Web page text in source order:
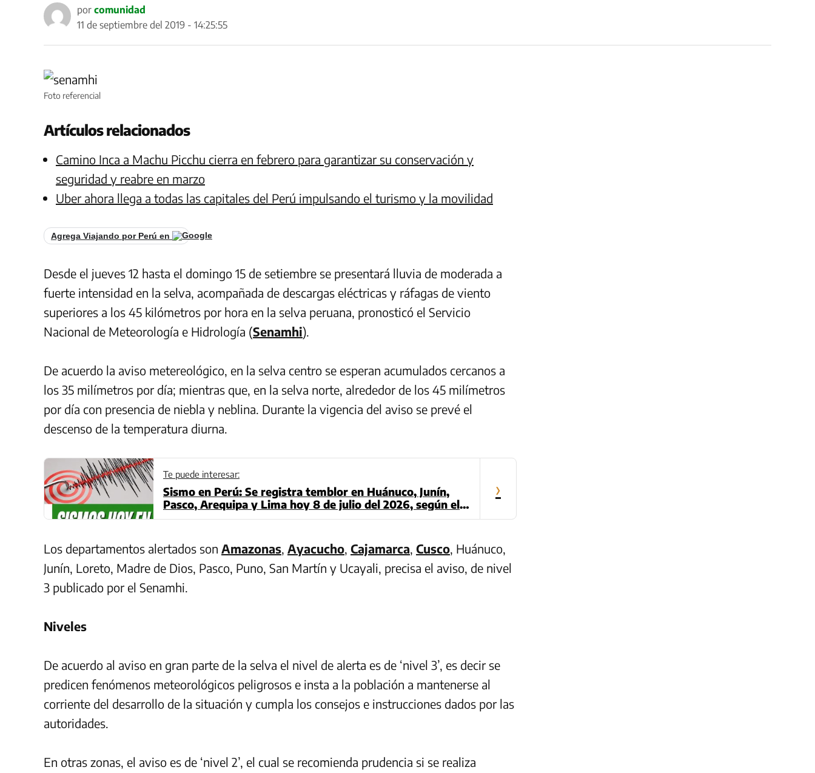
por comunidad
11 de septiembre del 2019 - 14:25:55
Foto referencial
Artículos relacionados
Camino Inca a Machu Picchu cierra en febrero para garantizar su conservación y
seguridad y reabre en marzo
Uber ahora llega a todas las capitales del Perú impulsando el turismo y la movilidad
Agrega Viajando por Perú en
Desde el jueves 12 hasta el domingo 15 de setiembre se presentará lluvia de moderada a
fuerte intensidad en la selva, acompañada de descargas eléctricas y ráfagas de viento
superiores a los 45 kilómetros por hora en la selva peruana, pronosticó el Servicio
Nacional de Meteorología e Hidrología (Senamhi).
De acuerdo la aviso metereológico, en la selva centro se esperan acumulados cercanos a
los 35 milímetros por día; mientras que, en la selva norte, alrededor de los 45 milímetros
por día con presencia de niebla y neblina. Durante la vigencia del aviso se prevé el
descenso de la temperatura diurna.
Te puede interesar:
Sismo en Perú: Se registra temblor en Huánuco, Junín,
Pasco, Arequipa y Lima hoy 8 de julio del 2026, según el
IGP
›
Los departamentos alertados son Amazonas, Ayacucho, Cajamarca, Cusco, Huánuco,
Junín, Loreto, Madre de Dios, Pasco, Puno, San Martín y Ucayali, precisa el aviso, de nivel
3 publicado por el Senamhi.
Niveles
De acuerdo al aviso en gran parte de la selva el nivel de alerta es de ‘nivel 3’, es decir se
predicen fenómenos meteorológicos peligrosos e insta a la población a mantenerse al
corriente del desarrollo de la situación y cumpla los consejos e instrucciones dados por las
autoridades.
En otras zonas, el aviso es de ‘nivel 2’, el cual se recomienda prudencia si se realiza